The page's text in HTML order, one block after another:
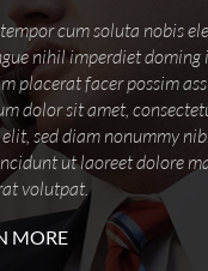
tempor cum soluta nobis
nihil imperdiet
placerat facer possim
dolor sit amet,
elit, sed diam nonummy
ut laoreet dolore
volutpat.
MORE